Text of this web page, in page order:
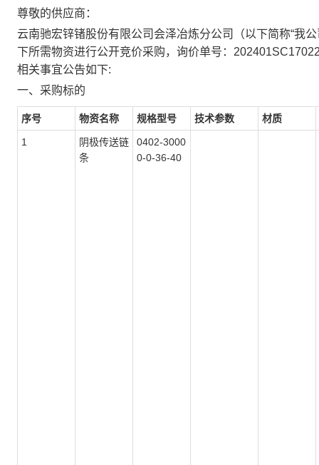
尊敬的供应商：
云南驰宏锌锗股份有限公司会泽冶炼分公司（以下简称“我
下所需物资进行公开竞价采购，询价单号：
相关事宜公告如下:
一、采购标的
序号 物资名称 规格型号 技术参数 材质
1
阴极传送链
条
0402-3000
0-0-36-40